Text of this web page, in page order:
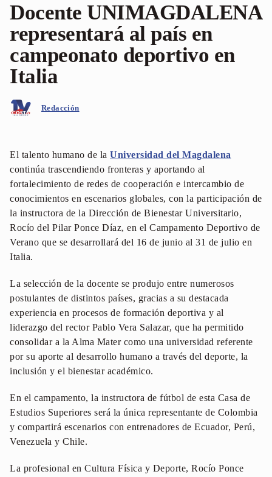
Docente UNIMAGDALENA
representará al país en
campeonato deportivo en
Italia
Redacción
El talento humano de la Universidad del Magdalena
continúa trascendiendo fronteras y aportando al
fortalecimiento de redes de cooperación e intercambio de
conocimientos en escenarios globales, con la participación de
la instructora de la Dirección de Bienestar Universitario,
Rocío del Pilar Ponce Díaz, en el Campamento Deportivo de
Verano que se desarrollará del 16 de junio al 31 de julio en
Italia.
La selección de la docente se produjo entre numerosos
postulantes de distintos países, gracias a su destacada
experiencia en procesos de formación deportiva y al
liderazgo del rector Pablo Vera Salazar, que ha permitido
consolidar a la Alma Mater como una universidad referente
por su aporte al desarrollo humano a través del deporte, la
inclusión y el bienestar académico.
En el campamento, la instructora de fútbol de esta Casa de
Estudios Superiores será la única representante de Colombia
y compartirá escenarios con entrenadores de Ecuador, Perú,
Venezuela y Chile.
La profesional en Cultura Física y Deporte, Rocío Ponce